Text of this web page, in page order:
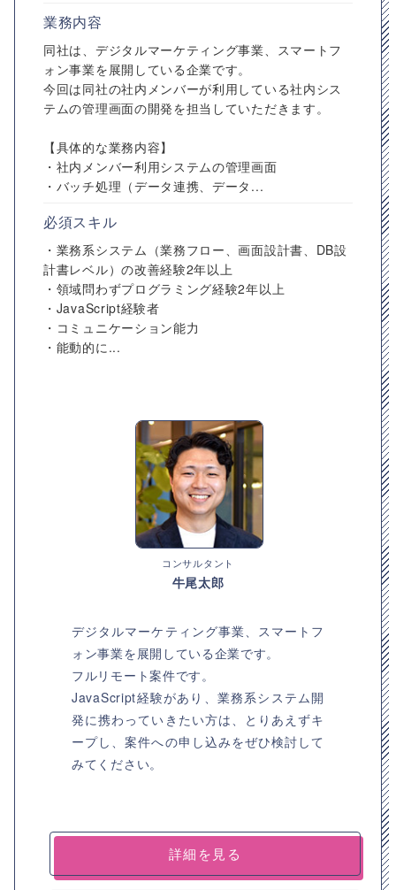
業務内容
同社は、デジタルマーケティング事業、スマートフ
ォン事業を展開している企業です。
今回は同社の社内メンバーが利用している社内シス
テムの管理画面の開発を担当していただきます。
【具体的な業務内容】
・社内メンバー利用システムの管理画面
・バッチ処理（データ連携、データ...
必須スキル
・業務系システム（業務フロー、画面設計書、DB設
計書レベル）の改善経験2年以上
・領域問わずプログラミング経験2年以上
・JavaScript経験者
・コミュニケーション能力
・能動的に...
コンサルタント
牛尾太郎
デジタルマーケティング事業、スマートフ
ォン事業を展開している企業です。
フルリモート案件です。
JavaScript経験があり、業務系システム開
発に携わっていきたい方は、とりあえずキ
ープし、案件への申し込みをぜひ検討して
みてください。
詳細を見る